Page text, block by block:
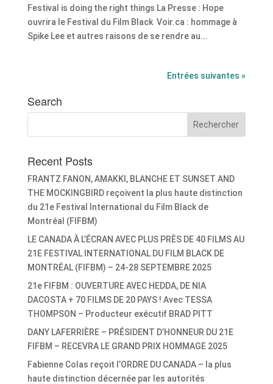
Festival is doing the right things La Presse : Hope
ouvrira le Festival du Film Black Voir.ca : hommage à
Spike Lee et autres raisons de se rendre au...
Entrées suivantes »
Search
Recent Posts
FRANTZ FANON, AMAKKI, BLANCHE ET SUNSET AND
THE MOCKINGBIRD reçoivent la plus haute distinction
du 21e Festival International du Film Black de
Montréal (FIFBM)
LE CANADA À L’ÉCRAN AVEC PLUS PRÈS DE 40 FILMS AU
21E FESTIVAL INTERNATIONAL DU FILM BLACK DE
MONTRÉAL (FIFBM) – 24-28 SEPTEMBRE 2025
21e FIFBM : OUVERTURE AVEC HEDDA, DE NIA
DACOSTA + 70 FILMS DE 20 PAYS ! Avec TESSA
THOMPSON – Producteur exécutif BRAD PITT
DANY LAFERRIÈRE – PRÉSIDENT D’HONNEUR DU 21E
FIFBM – RECEVRA LE GRAND PRIX HOMMAGE 2025
Fabienne Colas reçoit l’ORDRE DU CANADA – la plus
haute distinction décernée par les autorités